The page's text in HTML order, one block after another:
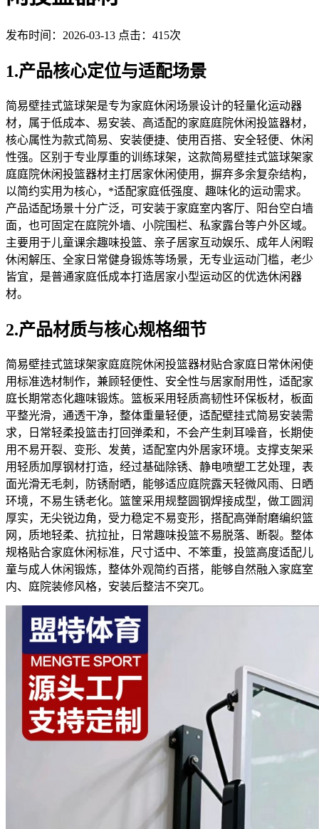
发布时间：2026-03-13 点击：415次
1.产品核心定位与适配场景
简易壁挂式篮球架是专为家庭休闲场景设计的轻量化运动器
材，属于低成本、易安装、高适配的家庭庭院休闲投篮器材，
核心属性为款式简易、安装便捷、使用百搭、安全轻便、休闲
性强。区别于专业厚重的训练球架，这款简易壁挂式篮球架家
庭庭院休闲投篮器材主打居家休闲使用，摒弃多余复杂结构，
以简约实用为核心，*适配家庭低强度、趣味化的运动需求。
产品适配场景十分广泛，可安装于家庭室内客厅、阳台空白墙
面，也可固定在庭院外墙、小院围栏、私家露台等户外区域。
主要用于儿童课余趣味投篮、亲子居家互动娱乐、成年人闲暇
休闲解压、全家日常健身锻炼等场景，无专业运动门槛，老少
皆宜，是普通家庭低成本打造居家小型运动区的优选休闲器
材。
2.产品材质与核心规格细节
简易壁挂式篮球架家庭庭院休闲投篮器材贴合家庭日常休闲使
用标准选材制作，兼顾轻便性、安全性与居家耐用性，适配家
庭长期常态化趣味锻炼。篮板采用轻质高韧性环保板材，板面
平整光滑，通透干净，整体重量轻便，适配壁挂式简易安装需
求，日常轻柔投篮击打回弹柔和，不会产生刺耳噪音，长期使
用不易开裂、变形、发黄，适配室内外居家环境。支撑支架采
用轻质加厚钢材打造，经过基础除锈、静电喷塑工艺处理，表
面光滑无毛刺，防锈耐晒，能够适应庭院露天轻微风雨、日晒
环境，不易生锈老化。篮筐采用规整圆钢焊接成型，做工圆润
厚实，无尖锐边角，受力稳定不易变形，搭配高弹耐磨编织篮
网，质地轻柔、抗拉扯，日常趣味投篮不易脱落、断裂。整体
规格贴合家庭休闲标准，尺寸适中、不笨重，投篮高度适配儿
童与成人休闲锻炼，整体外观简约百搭，能够自然融入家庭室
内、庭院装修风格，安装后整洁不突兀。